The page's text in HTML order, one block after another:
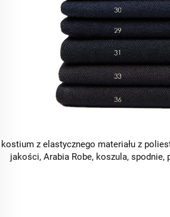
kostium z elastycznego materiału z
jakości, Arabia Robe, koszula, spodnie,